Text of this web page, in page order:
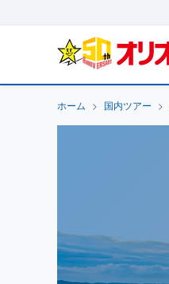
ホーム > 国内ツアー >